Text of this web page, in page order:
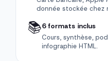
donnée stockée chez
📚6 formats inclus
Cours, synthèse,
infographie HTML.